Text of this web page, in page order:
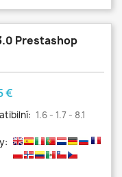
Prestashop
€
1.6 - 1.7 - 8.1